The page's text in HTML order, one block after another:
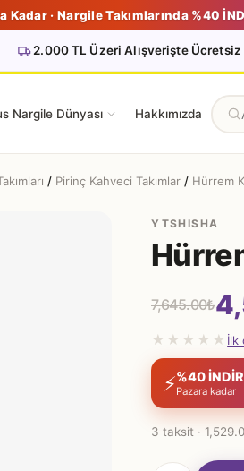
Kadar · Nargile Takımlarında %40
2.000 TL Üzeri Alışverişte Ücretsiz
Nargile Dünyası Hakkımızda
/ Pirinç Kahveci Takımlar / Hürrem
YTSHISHA
7,645.00₺
Orijinal
fiyat:
andaki
fiyat:
★★★★★ İlk
⚡%40
Pazara kadar
3 taksit ·